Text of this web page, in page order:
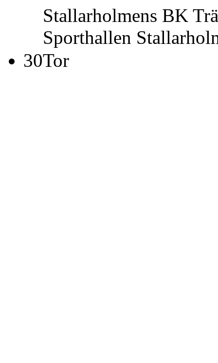
Stallarholmens BK
Sporthallen
30Tor